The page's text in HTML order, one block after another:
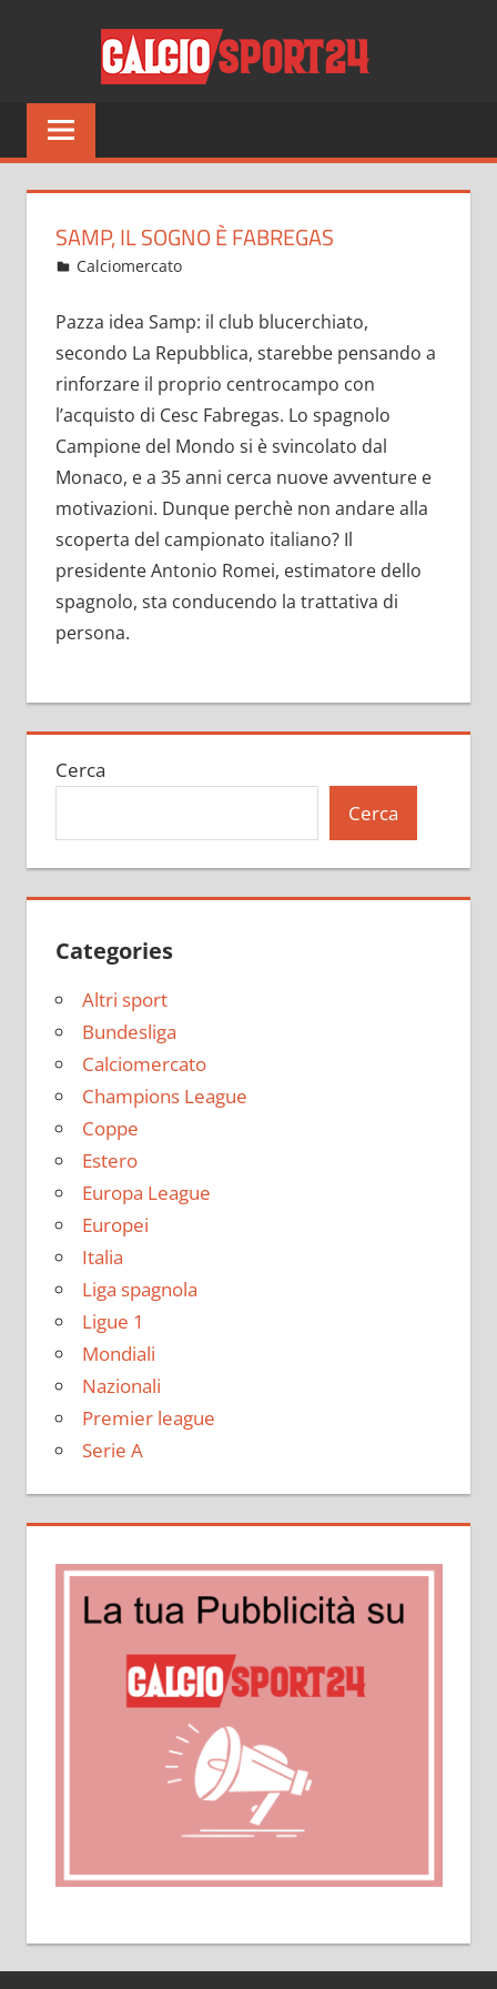
Tutto
sul
del
SAMP, IL SOGNO È FABREGAS
Giugno 20, 2022
admin
Calciomercato
Pazza idea Samp: il club blucerchiato,
secondo La Repubblica, starebbe pensando a
rinforzare il proprio centrocampo con
l’acquisto di Cesc Fabregas. Lo spagnolo
Campione del Mondo si è svincolato dal
Monaco, e a 35 anni cerca nuove avventure e
motivazioni. Dunque perchè non andare alla
scoperta del campionato italiano? Il
presidente Antonio Romei, estimatore dello
spagnolo, sta conducendo la trattativa di
persona.
Cerca
Cerca
Categories
Altri sport
Bundesliga
Calciomercato
Champions League
Coppe
Estero
Europa League
Europei
Italia
Liga spagnola
Ligue 1
Mondiali
Nazionali
Premier league
Serie A